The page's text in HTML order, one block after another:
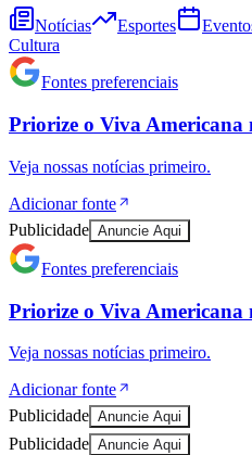
Goiás
Notícias Esportes
Cultura
Fontes preferenciais
Priorize o Viva Americana
Veja nossas notícias primeiro.
Adicionar fonte
Publicidade Anuncie Aqui
Fontes preferenciais
Priorize o Viva Americana
Veja nossas notícias primeiro.
Adicionar fonte
Publicidade Anuncie Aqui
Publicidade Anuncie Aqui